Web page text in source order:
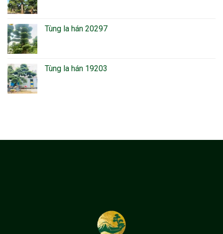
Tùng la hán 20297
Tùng la hán 19203